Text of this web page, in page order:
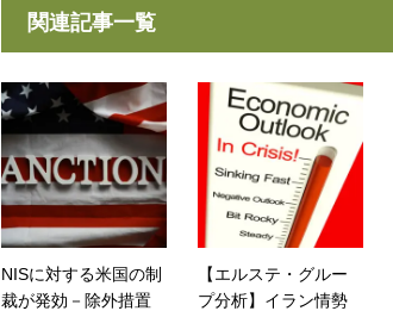
関連記事一覧
NISに対する米国の制
裁が発効－除外措置
【エルステ・グルー
プ分析】イラン情勢